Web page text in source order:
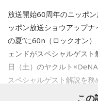
放送開始60周年のニッポ
ッポン放送ショウアップ
の夏”に60n（ロックオン
ェンドがスペシャルゲス
日（土）のヤクルト
スペシャルゲスト解説を務
この